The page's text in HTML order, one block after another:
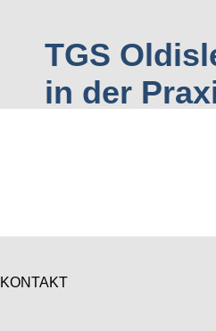
TGS
in der
KONTAKT